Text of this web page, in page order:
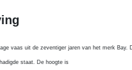
vaas uit de zeventiger jaren van het merk Bay.
staat. De hoogte is